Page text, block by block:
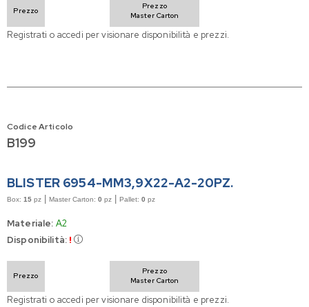
Prezzo
Prezzo
Master Carton
Registrati o accedi per visionare disponibilità e prezzi.
Codice Articolo
B199
BLISTER 6954-MM3,9X22-A2-20PZ.
Box: 15 pz Master Carton: 0 pz Pallet: 0 pz
Materiale: A2
Disponibilità: !
Prezzo
Prezzo
Master Carton
Registrati o accedi per visionare disponibilità e prezzi.